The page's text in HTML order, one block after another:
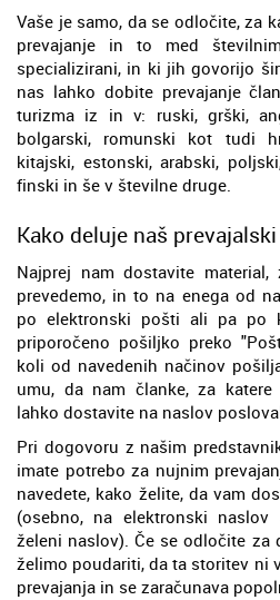
Vaše je samo, da se odločite, za
prevajanje in to med
specializirani, in ki jih govorijo
nas lahko dobite prevajanje
turizma iz in v: ruski, grški,
bolgarski, romunski kot tudi
kitajski, estonski, arabski,
finski in še v številne druge.
Kako deluje naš
Najprej nam dostavite
prevedemo, in to na enega od
po elektronski pošti ali pa po
priporočeno pošiljko preko
koli od navedenih načinov
umu, da nam članke, za
lahko dostavite na naslov
Pri dogovoru z našim
imate potrebo za nujnim
navedete, kako želite, da vam
(osebno, na elektronski
želeni naslov). Če se odločite
želimo poudariti, da ta storitev ni
prevajanja in se zaračunava